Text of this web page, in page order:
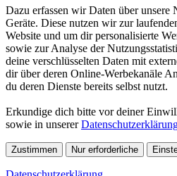
Dazu erfassen wir Daten über unsere
Geräte. Diese nutzen wir zur
Website und um dir personalisierte
sowie zur Analyse der
deine verschlüsselten Daten mit
dir über deren Online-Werbekanäle
du deren Dienste bereits selbst nutzt.
Erkundige dich bitte vor deiner
sowie in unserer
Zustimmen Nur erforderliche